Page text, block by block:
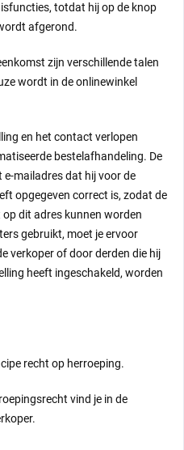
totdat hij op de knop
afgerond.
zijn verschillende talen
wordt in de onlinewinkel
en het contact verlopen
bestelafhandeling. De
mailadres dat hij voor de
opgegeven correct is, zodat de
dit adres kunnen worden
gebruikt, moet je ervoor
verkoper of door derden die hij
heeft ingeschakeld, worden
recht op herroeping.
vind je in de